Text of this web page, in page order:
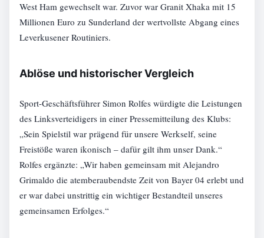
West Ham gewechselt war. Zuvor war Granit Xhaka mit 15
Millionen Euro zu Sunderland der wertvollste Abgang eines
Leverkusener Routiniers.
Ablöse und historischer Vergleich
Sport-Geschäftsführer Simon Rolfes würdigte die Leistungen
des Linksverteidigers in einer Pressemitteilung des Klubs:
„Sein Spielstil war prägend für unsere Werkself, seine
Freistöße waren ikonisch – dafür gilt ihm unser Dank.“
Rolfes ergänzte: „Wir haben gemeinsam mit Alejandro
Grimaldo die atemberaubendste Zeit von Bayer 04 erlebt und
er war dabei unstrittig ein wichtiger Bestandteil unseres
gemeinsamen Erfolges.“